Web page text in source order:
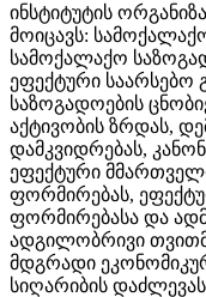
ინსტიტუტის
მოიცავს:
სამოქალაქო
ეფექტური საარსებო
საზოგადოების
აქტივობის ზრდას,
დამკვიდრებას,
ეფექტური
ფორმირებას,
ფორმირებასა და
ადგილობრივი
მდგრადი
სიღარიბის